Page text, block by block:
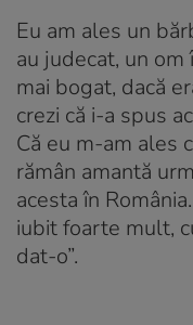
Eu am ales un
au judecat, un
mai bogat, dacă
crezi că i-a spus
Că eu m-am ales
rămân amantă
acesta în
iubit foarte mult,
dat-o”.